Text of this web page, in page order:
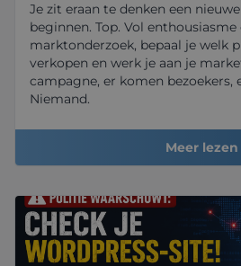
Je zit eraan te denken een
beginnen. Top. Vol enthousiasme
marktonderzoek, bepaal je welk
verkopen en werk je aan je
campagne, er komen bezoekers,
Niemand.
Meer lezen